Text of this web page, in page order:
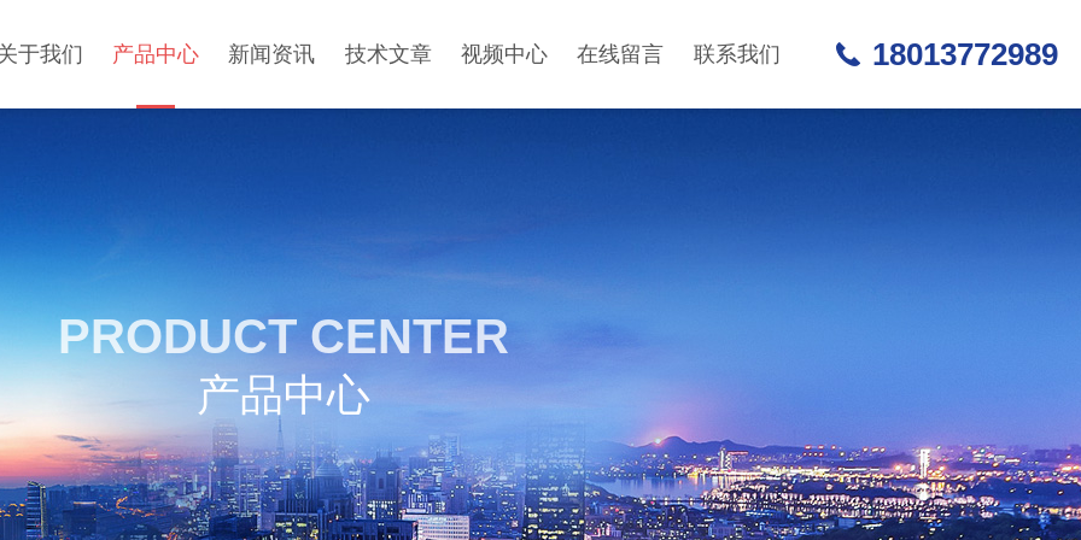
于我们 产品中心 新闻资讯 技术文章 视频中心 在线留言 联系我们 18013772989
PRODUCT CENTER
产品中心